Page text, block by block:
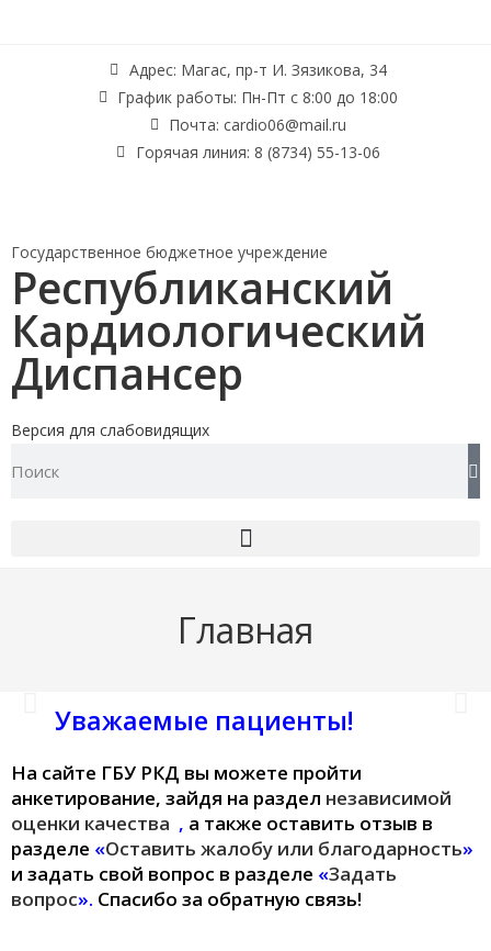
Адрес: Магас, пр-т И. Зязикова, 34
График работы: Пн-Пт с 8:00 до 18:00
Почта: cardio06@mail.ru
Горячая линия: 8 (8734) 55-13-06
Государственное бюджетное учреждение
Республиканский
Кардиологический
Диспансер
Версия для слабовидящих
Главная
перейти
Уважаемые пациенты!
На сайте ГБУ РКД вы можете пройти
анкетирование, зайдя на раздел независимой
оценки качества , а также оставить отзыв в
разделе «Оставить жалобу или благодарность»
и задать свой вопрос в разделе «Задать
вопрос». Спасибо за обратную связь!